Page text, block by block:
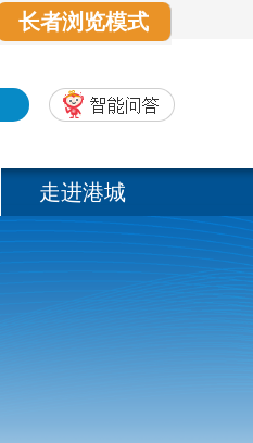
长者浏览模式
走进港城